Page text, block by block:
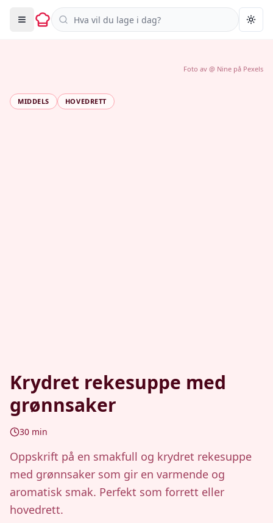
Søk i oppskrifter
MIDDELS HOVEDRETT
Krydret rekesuppe med
grønnsaker
30 min
Oppskrift på en smakfull og krydret rekesuppe
med grønnsaker som gir en varmende og
aromatisk smak. Perfekt som forrett eller
hovedrett.
Foto av @ Nine på Pexels